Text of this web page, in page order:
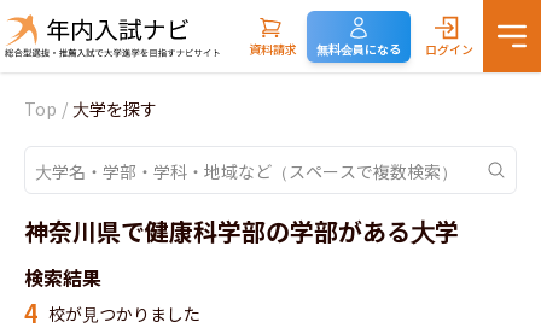
資料請求 無料会員になる ログイン
Top / 大学を探す
神奈川県で健康科学部の学部がある大学
検索結果
4 校が見つかりました